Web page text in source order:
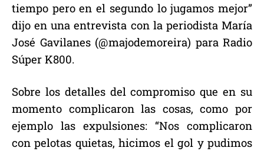
tiempo pero en el segundo lo jugamos mejor”
dijo en una entrevista con la periodista María
José Gavilanes (@majodemoreira) para Radio
Súper K800.
Sobre los detalles del compromiso que en su
momento complicaron las cosas, como por
ejemplo las expulsiones: “Nos complicaron
con pelotas quietas, hicimos el gol y pudimos